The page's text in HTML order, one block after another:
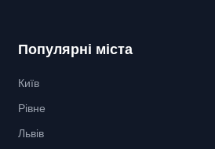
Популярні міста
Київ
Рівне
Львів